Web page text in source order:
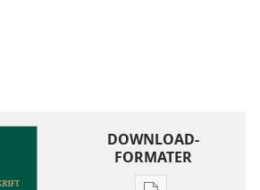
DOWNLOAD-
FORMATER